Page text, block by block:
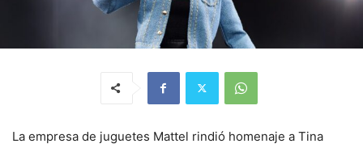
La empresa de juguetes Mattel rindió homenaje a Tina